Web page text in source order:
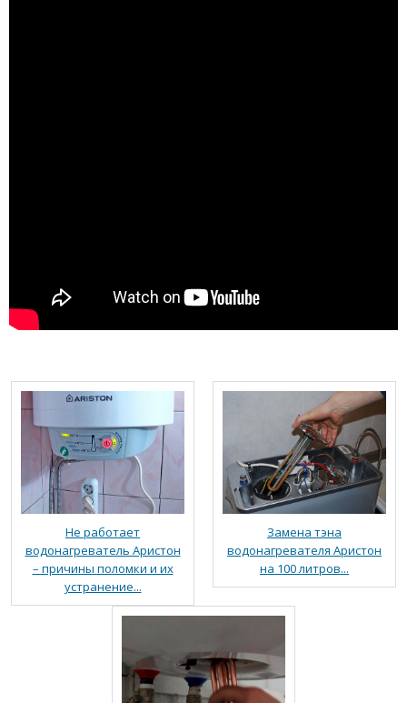
Не работает
водонагреватель Аристон
– причины поломки и их
устранение...
Замена тэна
водонагревателя Аристон
на 100 литров...